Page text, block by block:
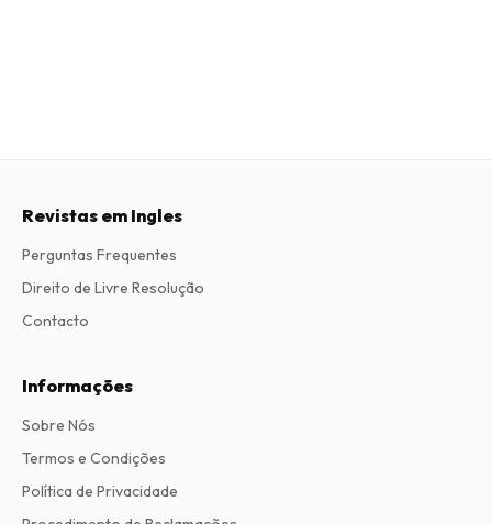
Revistas em Ingles
Perguntas Frequentes
Direito de Livre Resolução
Contacto
Informações
Sobre Nós
Termos e Condições
Política de Privacidade